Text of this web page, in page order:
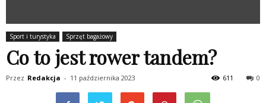
Sport i turystyka Sprzęt bagażowy
Co to jest rower tandem?
Przez Redakcja - 11 października 2023 0
611